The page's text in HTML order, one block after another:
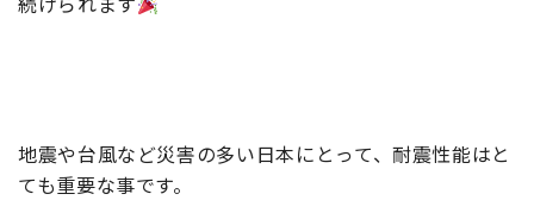
地震や台風など災害の多い日本にとって、耐震性能はと
ても重要な事です。